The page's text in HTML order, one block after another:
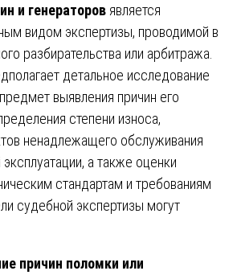
и генераторов является
видом экспертизы, проводимой в
разбирательства или арбитража.
детальное исследование
выявления причин его
степени износа,
ненадлежащего обслуживания
а также оценки
стандартам и требованиям
судебной экспертизы могут
причин поломки или